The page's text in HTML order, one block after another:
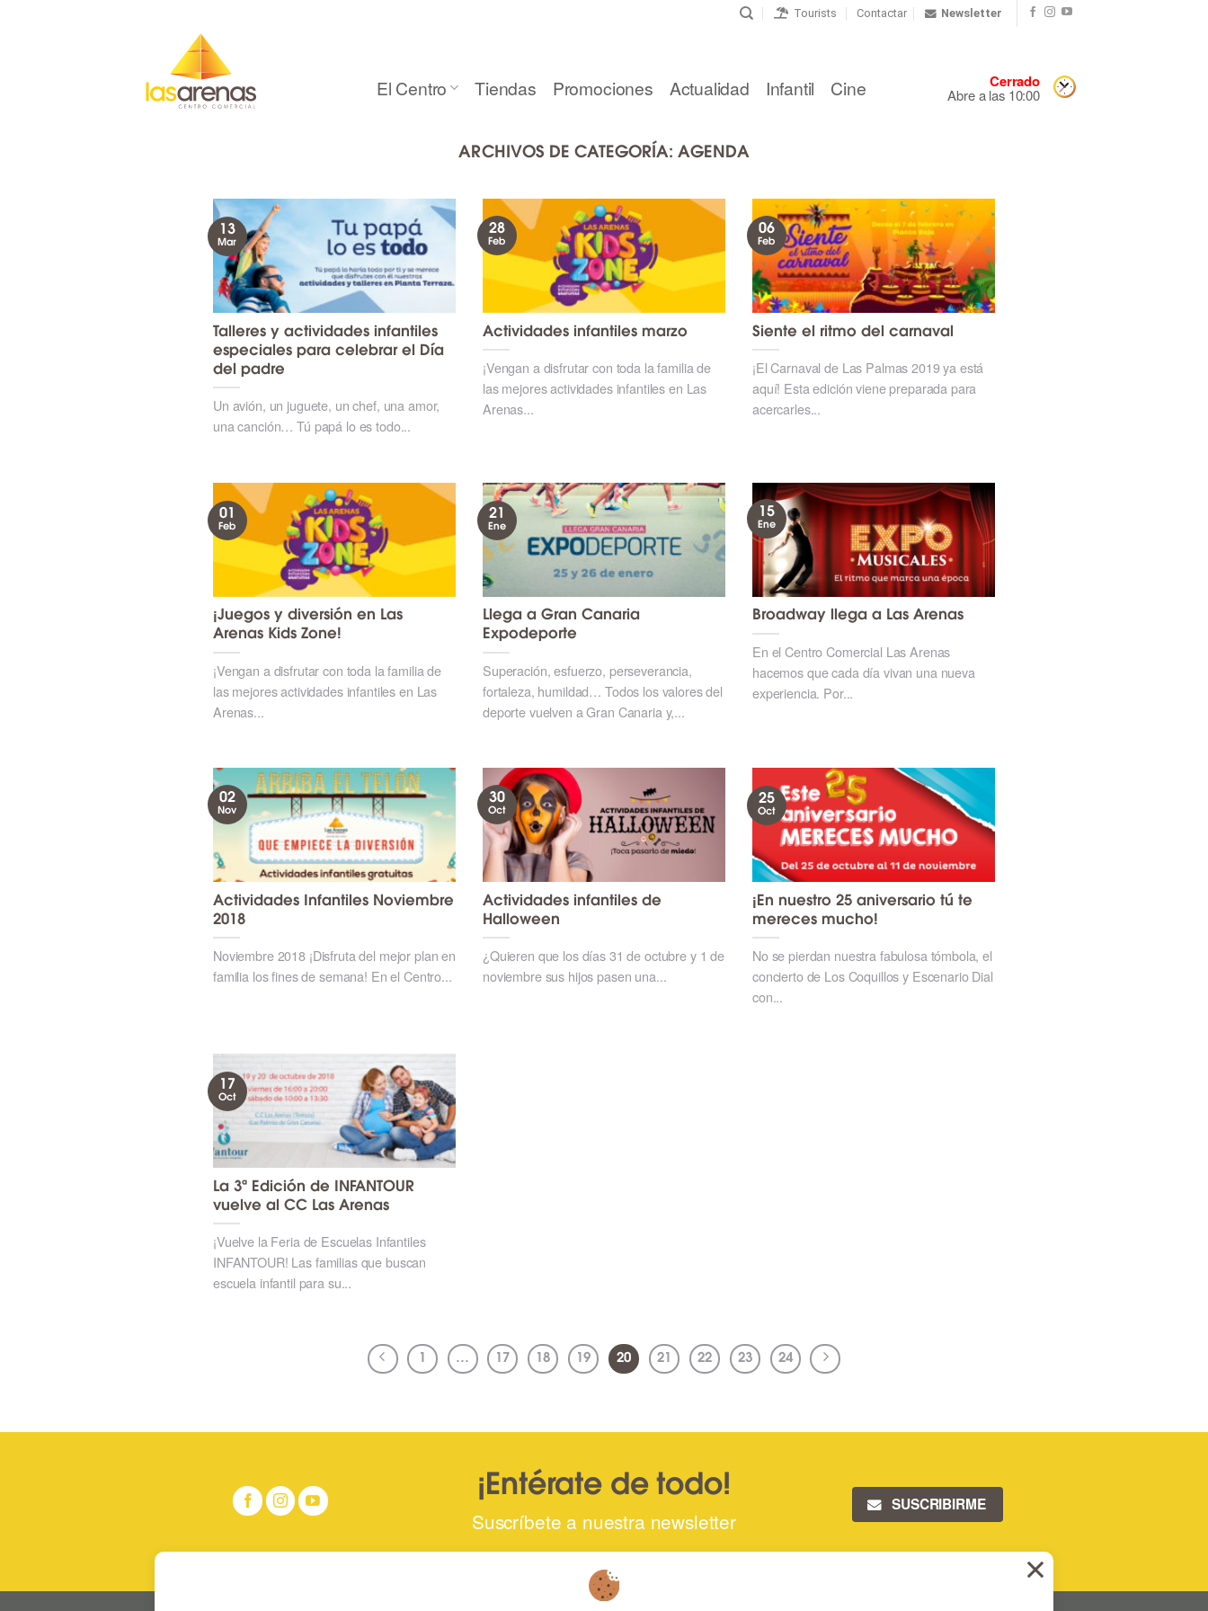
Tourists Contactar Newsletter
El Centro Tiendas Promociones Actualidad Infantil Cine Cerrado
Abre a las 10:00
ARCHIVOS DE CATEGORÍA: AGENDA
Talleres y actividades infantiles
especiales para celebrar el Día
del padre
Un avión, un juguete, un chef, una amor,
una canción… Tú papá lo es todo...
13
Mar
Actividades infantiles marzo
¡Vengan a disfrutar con toda la familia de
las mejores actividades infantiles en Las
Arenas...
28
Feb
Siente el ritmo del carnaval
¡El Carnaval de Las Palmas 2019 ya está
aquí! Esta edición viene preparada para
acercarles...
06
Feb
¡Juegos y diversión en Las
Arenas Kids Zone!
¡Vengan a disfrutar con toda la familia de
las mejores actividades infantiles en Las
Arenas...
01
Feb
Llega a Gran Canaria
Expodeporte
Superación, esfuerzo, perseverancia,
fortaleza, humildad… Todos los valores del
deporte vuelven a Gran Canaria y,...
21
Ene
Broadway llega a Las Arenas
En el Centro Comercial Las Arenas
hacemos que cada día vivan una nueva
experiencia. Por...
15
Ene
Actividades Infantiles Noviembre
2018
Noviembre 2018 ¡Disfruta del mejor plan en
familia los fines de semana! En el Centro...
02
Nov
Actividades infantiles de
Halloween
¿Quieren que los días 31 de octubre y 1 de
noviembre sus hijos pasen una...
30
Oct
¡En nuestro 25 aniversario tú te
mereces mucho!
No se pierdan nuestra fabulosa tómbola, el
concierto de Los Coquillos y Escenario Dial
con...
25
Oct
La 3ª Edición de INFANTOUR
vuelve al CC Las Arenas
¡Vuelve la Feria de Escuelas Infantiles
INFANTOUR! Las familias que buscan
escuela infantil para su...
17
Oct
1 … 17 18 19 20 21 22 23 24
¡Entérate de todo!
Suscríbete a nuestra newsletter
SUSCRIBIRME